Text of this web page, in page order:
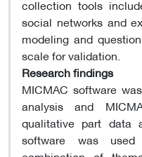
collection tools
social networks and
modeling and
scale for validation.
Research findings
MICMAC software
analysis and
qualitative part data
software was